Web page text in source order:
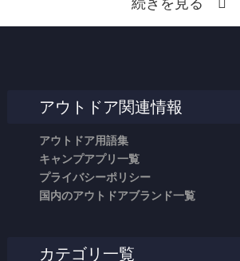
続きを見る
アウトドア関連情報
アウトドア用語集
キャンプアプリ一覧
プライバシーポリシー
国内のアウトドアブランド一覧
カテゴリ一覧